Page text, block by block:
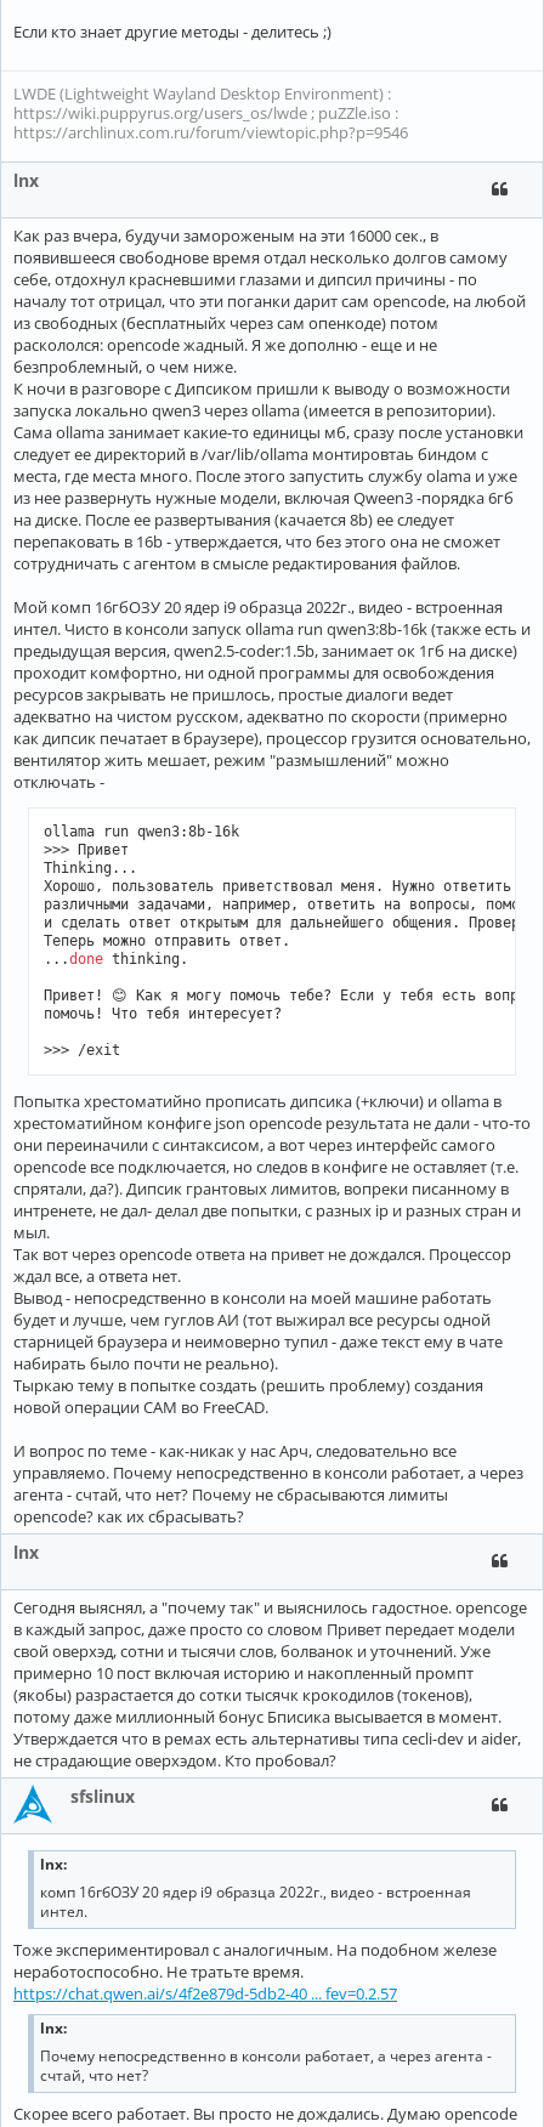
Если кто знает другие методы - делитесь ;)
LWDE (Lightweight Wayland Desktop Environment) :
https://wiki.puppyrus.org/users_os/lwde ; puZZle.iso :
https://archlinux.com.ru/forum/viewtopic.php?p=9546
lnx
Как раз вчера, будучи замороженым на эти 16000 сек., в
появившееся свободнове время отдал несколько долгов самому
себе, отдохнул красневшими глазами и дипсил причины - по
началу тот отрицал, что эти поганки дарит сам opencode, на любой
из свободных (бесплатныйх через сам опенкоде) потом
раскололся: opencode жадный. Я же дополню - еще и не
безпроблемный, о чем ниже.
К ночи в разговоре с Дипсиком пришли к выводу о возможности
запуска локально qwen3 через ollama (имеется в репозитории).
Сама ollama занимает какие-то единицы мб, сразу после установки
следует ее директорий в /var/lib/ollama монтировтаь биндом с
места, где места много. После этого запустить службу olama и уже
из нее развернуть нужные модели, включая Qween3 -порядка 6гб
на диске. После ее развертывания (качается 8b) ее следует
перепаковать в 16b - утверждается, что без этого она не сможет
сотрудничать с агентом в смысле редактирования файлов.
Мой комп 16гбОЗУ 20 ядер i9 образца 2022г., видео - встроенная
интел. Чисто в консоли запуск ollama run qwen3:8b-16k (также есть и
предыдущая версия, qwen2.5-coder:1.5b, занимает ок 1гб на диске)
проходит комфортно, ни одной программы для освобождения
ресурсов закрывать не пришлось, простые диалоги ведет
адекватно на чистом русском, адекватно по скорости (примерно
как дипсик печатает в браузере), процессор грузится основательно,
вентилятор жить мешает, режим "размышлений" можно
отключать -
ollama run qwen3:8b-16k
>>> Привет
Thinking...
Хорошо, пользователь приветствовал меня. Нужно ответить
различными задачами, например, ответить на вопросы,
и сделать ответ открытым для дальнейшего общения.
Теперь можно отправить ответ.
...done thinking.
Привет! 😊 Как я могу помочь тебе? Если у тебя есть
помочь! Что тебя интересует?
Попытка хрестоматийно прописать дипсика (+ключи) и ollama в
хрестоматийном конфиге json opencode результата не дали - что-то
они переиначили с синтаксисом, а вот через интерфейс самого
opencode все подключается, но следов в конфиге не оставляет (т.е.
спрятали, да?). Дипсик грантовых лимитов, вопреки писанному в
интренете, не дал- делал две попытки, с разных ip и разных стран и
мыл.
Так вот через opencode ответа на привет не дождался. Процессор
ждал все, а ответа нет.
Вывод - непосредственно в консоли на моей машине работать
будет и лучше, чем гуглов АИ (тот выжирал все ресурсы одной
старницей браузера и неимоверно тупил - даже текст ему в чате
набирать было почти не реально).
Тыркаю тему в попытке создать (решить проблему) создания
новой операции CAM во FreeCAD.
И вопрос по теме - как-никак у нас Арч, следовательно все
управляемо. Почему непосредственно в консоли работает, а через
агента - счтай, что нет? Почему не сбрасываются лимиты
opencode? как их сбрасывать?
lnx
Сегодня выяснял, а "почему так" и выяснилось гадостное. opencoge
в каждый запрос, даже просто со словом Привет передает модели
свой оверхэд, сотни и тысячи слов, болванок и уточнений. Уже
примерно 10 пост включая историю и накопленный промпт
(якобы) разрастается до сотки тысячк крокодилов (токенов),
потому даже миллионный бонус Бписика высывается в момент.
Утверждается что в ремах есть альтернативы типа cecli-dev и aider,
не страдающие оверхэдом. Кто пробовал?
sfslinux
lnx:
комп 16гбОЗУ 20 ядер i9 образца 2022г., видео - встроенная
интел.
Тоже экспериментировал с аналогичным. На подобном железе
неработоспособно. Не тратьте время.
https://chat.qwen.ai/s/4f2e879d-5db2-40 ... fev=0.2.57
lnx:
Почему непосредственно в консоли работает, а через агента -
счтай, что нет?
Скорее всего работает. Вы просто не дождались. Думаю opencode